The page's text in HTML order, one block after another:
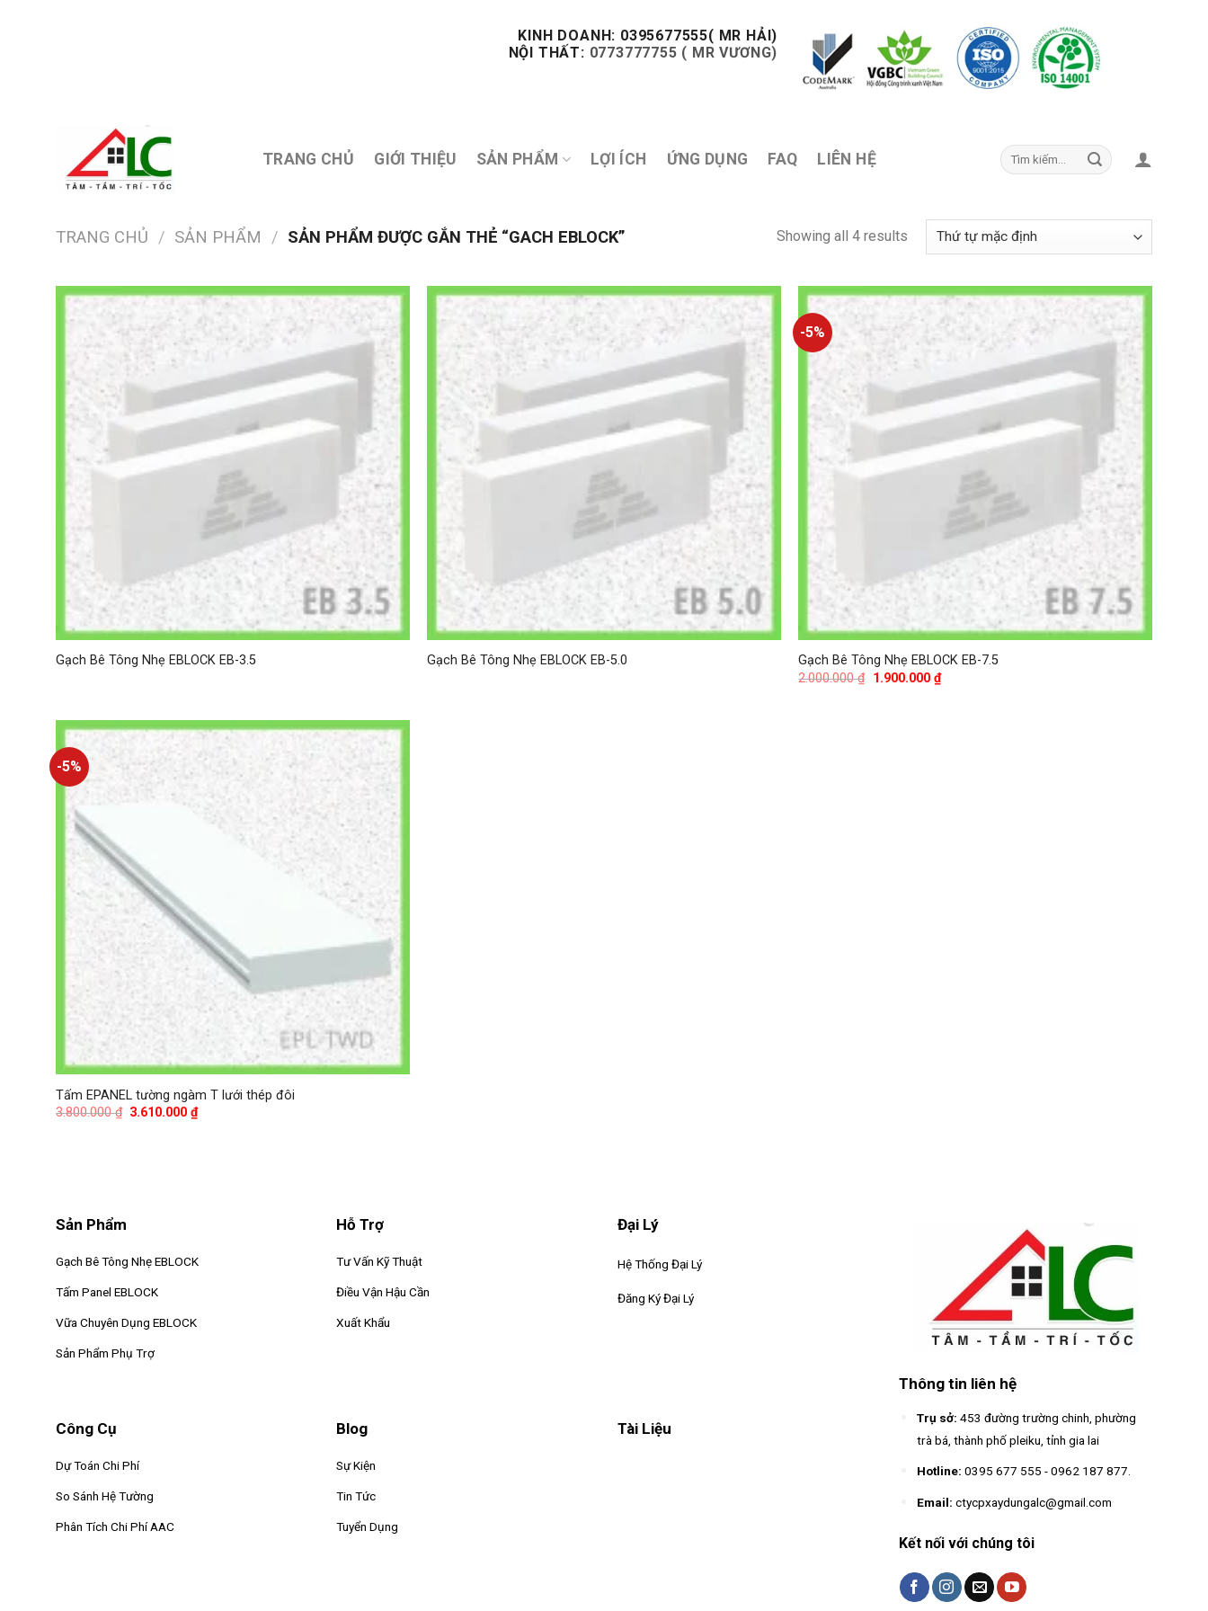
KINH DOANH: 0395677555( MR HẢI)
NỘI THẤT: 0773777755 ( MR VƯƠNG)
TRANG CHỦ GIỚI THIỆU SẢN PHẨM LỢI ÍCH ỨNG DỤNG FAQ LIÊN HỆ
TRANG CHỦ / SẢN PHẨM / SẢN PHẨM ĐƯỢC GẮN THẺ “GACH EBLOCK” Showing all 4 results
Gạch Bê Tông Nhẹ EBLOCK EB-3.5 Gạch Bê Tông Nhẹ EBLOCK EB-5.0
-5%
Gạch Bê Tông Nhẹ EBLOCK EB-7.5
2.000.000₫ Giá
1.900.000 ₫Giá
hiện
-5%
Tấm EPANEL tường ngàm T lưới thép đôi
3.800.000₫ Giá
3.610.000₫Giá
hiện
Sản Phẩm
Gạch Bê Tông Nhẹ EBLOCK
Tấm Panel EBLOCK
Vữa Chuyên Dụng EBLOCK
Sản Phẩm Phụ Trợ
Hỗ Trợ
Tư Vấn Kỹ Thuật
Điều Vận Hậu Cần
Xuất Khẩu
Đại Lý
Hệ Thống Đại Lý
Đăng Ký Đại Lý
Công Cụ
Dự Toán Chi Phí
So Sánh Hệ Tường
Phân Tích Chi Phí AAC
Blog
Sự Kiện
Tin Tức
Tuyển Dụng
Tài Liệu
Thông tin liên hệ
Trụ sở: 453 đường trường chinh, phường
trà bá, thành phố pleiku, tỉnh gia lai
Hotline: 0395 677 555 -0962 187 877.
Email: ctycpxaydungalc@gmail.com
Kết nối với chúng tôi